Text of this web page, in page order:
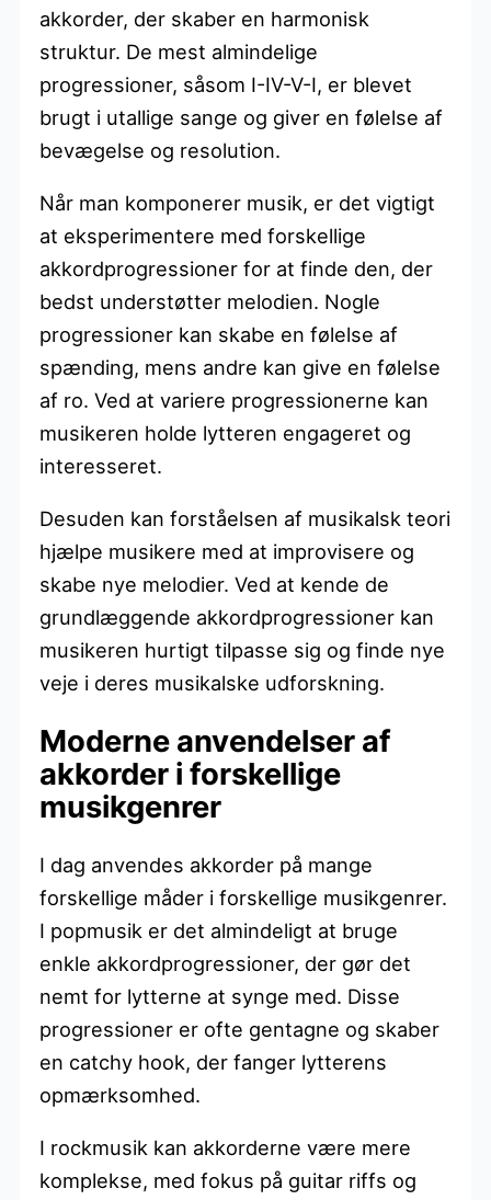
akkorder, der skaber en harmonisk
struktur. De mest almindelige
progressioner, såsom I-IV-V-I, er blevet
brugt i utallige sange og giver en følelse af
bevægelse og resolution.
Når man komponerer musik, er det vigtigt
at eksperimentere med forskellige
akkordprogressioner for at finde den, der
bedst understøtter melodien. Nogle
progressioner kan skabe en følelse af
spænding, mens andre kan give en følelse
af ro. Ved at variere progressionerne kan
musikeren holde lytteren engageret og
interesseret.
Desuden kan forståelsen af musikalsk teori
hjælpe musikere med at improvisere og
skabe nye melodier. Ved at kende de
grundlæggende akkordprogressioner kan
musikeren hurtigt tilpasse sig og finde nye
veje i deres musikalske udforskning.
Moderne anvendelser af
akkorder i forskellige
musikgenrer
I dag anvendes akkorder på mange
forskellige måder i forskellige musikgenrer.
I popmusik er det almindeligt at bruge
enkle akkordprogressioner, der gør det
nemt for lytterne at synge med. Disse
progressioner er ofte gentagne og skaber
en catchy hook, der fanger lytterens
opmærksomhed.
I rockmusik kan akkorderne være mere
komplekse, med fokus på guitar riffs og